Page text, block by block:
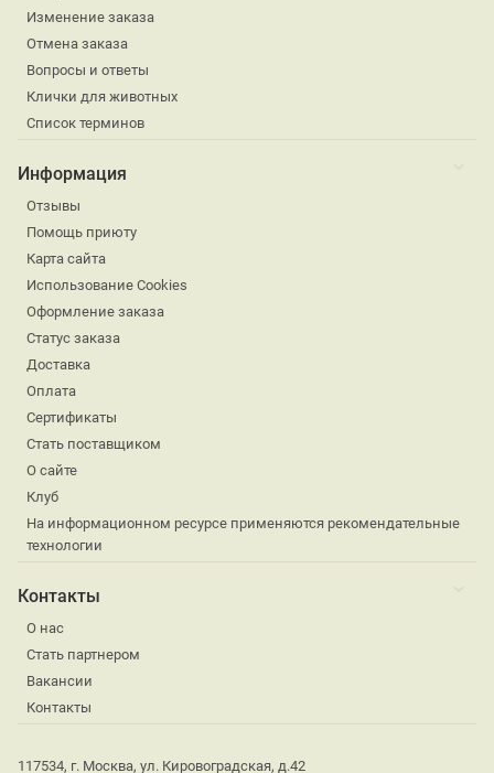
Изменение заказа
Отмена заказа
Вопросы и ответы
Клички для животных
Список терминов
Информация
Отзывы
Помощь приюту
Карта сайта
Использование Cookies
Оформление заказа
Статус заказа
Доставка
Оплата
Сертификаты
Стать поставщиком
О сайте
Клуб
На информационном ресурсе применяются рекомендательные
технологии
Контакты
О нас
Стать партнером
Вакансии
Контакты
117534, г. Москва, ул. Кировоградская, д.42